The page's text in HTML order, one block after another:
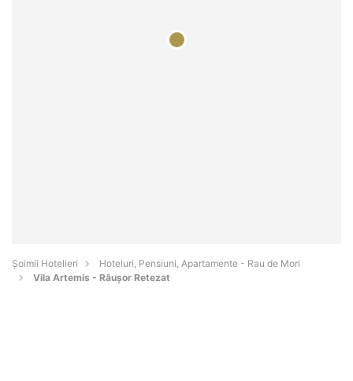
Șoimii Hotelieri
Hoteluri, Pensiuni, Apartamente - Rau de Mori
Vila Artemis - Râușor Retezat